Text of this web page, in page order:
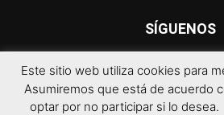
SÍGUENOS
Este sitio web utiliza cookies para
Asumiremos que está de acuerdo
optar por no participar si lo desea.